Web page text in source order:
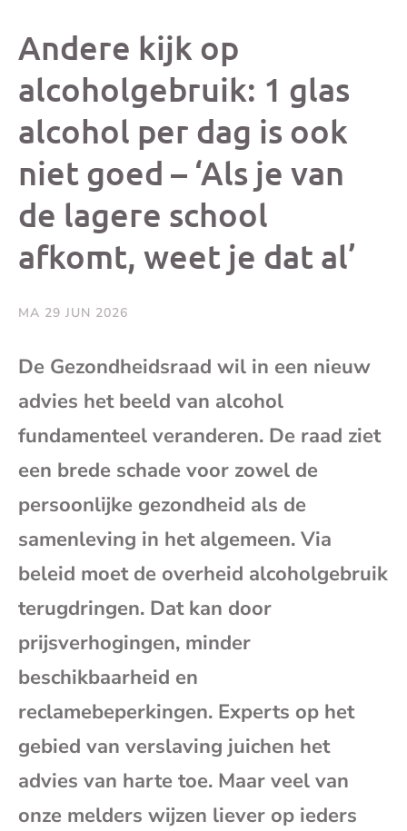
bericht
op
Facebook
bericht
op
X
op
Andere kijk op
alcoholgebruik: 1 glas
alcohol per dag is ook
niet goed – ‘Als je van
de lagere school
afkomt, weet je dat al’
MA 29 JUN 2026
De Gezondheidsraad wil in een nieuw
advies het beeld van alcohol
fundamenteel veranderen. De raad ziet
een brede schade voor zowel de
persoonlijke gezondheid als de
samenleving in het algemeen. Via
beleid moet de overheid alcoholgebruik
terugdringen. Dat kan door
prijsverhogingen, minder
beschikbaarheid en
reclamebeperkingen. Experts op het
gebied van verslaving juichen het
advies van harte toe. Maar veel van
onze melders wijzen liever op ieders